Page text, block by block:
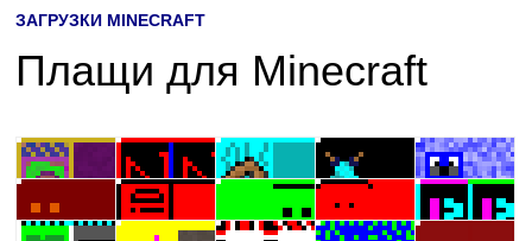
ЗАГРУЗКИ MINECRAFT
Плащи для Minecraft